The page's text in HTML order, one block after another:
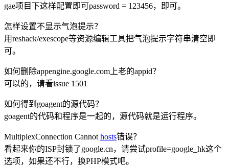
gae项目下这样配置即可password = 123456，即可。
怎样设置不显示气泡提示？
用reshack/exescope等资源编辑工具把气泡提示字符串清空即
可。
如何删除appengine.google.com上老的appid？
可以的，请看issue 1501
如何得到goagent的源代码？
goagent的代码和程序是一起的，源代码就是运行程序。
MultiplexConnection Cannot hosts错误？
看起来你的ISP封锁了google.cn，请尝试profile=google_hk这个
选项，如果还不行，换PHP模式吧。